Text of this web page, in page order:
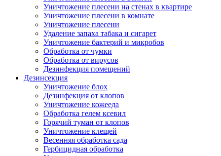
Уничтожение плесени на стенах в квартире
Уничтожение плесени в комнате
Уничтожение плесени
Удаление запаха табака и сигарет
Уничтожение бактерий и микробов
Обработка от чумки
Обработка от вирусов
Дезинфекция помещений
Дезинсекция
Уничтожение блох
Дезинфекция от клопов
Уничтожение кожееда
Обработка гелем ксевил
Горячий туман от клопов
Уничтожение клещей
Весенняя обработка сада
Гербицидная обработка